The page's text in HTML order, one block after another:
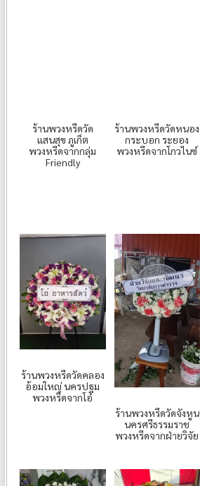
ร้านพวงหรีดวัด
แสนสุข ภูเก็ต
พวงหรีดจากกลุ่ม
Friendly
ร้านพวงหรีดวัดหนอง
กระบอก ระยอง
พวงหรีดจากโกวไนซ์
ร้านพวงหรีดวัดคลอง
อ้อมใหญ่ นครปฐม
พวงหรีดจากโอ๋
ร้านพวงหรีดวัดจังหูน
นครศรีธรรมราช
พวงหรีดจากฝ่ายวิจัย